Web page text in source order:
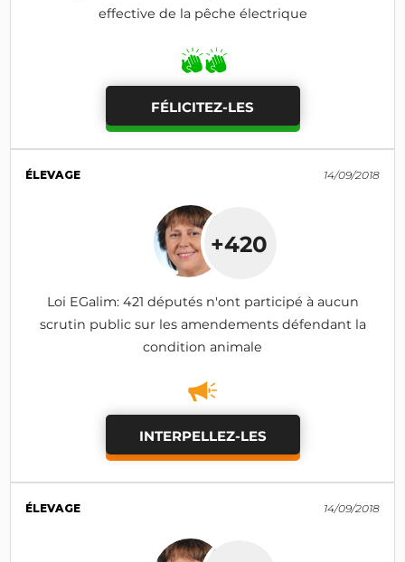
effective de la pêche électrique
FÉLICITEZ-LES
ÉLEVAGE 14/09/2018
+420
Loi EGalim: 421 députés n'ont participé à aucun
scrutin public sur les amendements défendant la
condition animale
INTERPELLEZ-LES
ÉLEVAGE 14/09/2018